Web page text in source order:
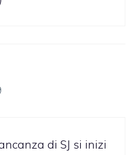
di SJ si inizi